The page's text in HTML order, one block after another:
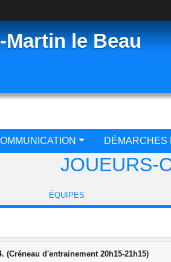
le Beau
DÉMARCHES
JOUEURS-
ÉQUIPES
(Créneau d'entrainement 20h15-21h15)